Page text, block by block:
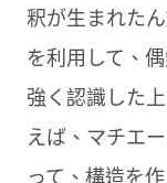
釈が生まれた
を利用して、
強く認識した
えば、マチエ
って、構造を